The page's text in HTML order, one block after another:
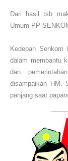
Dari hasil tsb
Umum PP
Kedepan
dalam membantu
dan
disampaikan HM.
panjang saat